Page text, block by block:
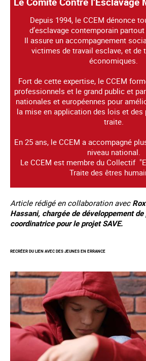
Depuis 1994, le CCEM dénonce
d’esclavage contemporain
Il assure un accompagnement
victimes de travail esclave, et de
économiques.
Fort de cette expertise, le CCEM
professionnels et le grand public et
nationales et européennes pour
la mise en application des lois et
traite.
En 25 ans, le CCEM a accompagné
niveau national.
Le CCEM est membre du Collectif
Traite des êtres
Article rédigé en collaboration avec
Hassani, chargée de développement de
coordinatrice pour le projet SAVE.
RECRÉER DU LIEN AVEC DES JEUNES EN ERRANCE